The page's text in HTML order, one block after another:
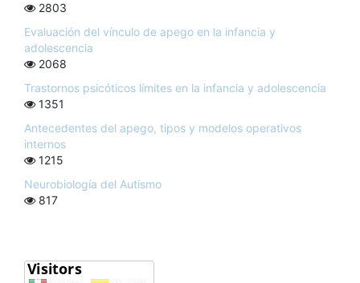
2803
Evaluación del vínculo de apego en la infancia y
adolescencia
2068
Trastornos psicóticos límites en la infancia y adolescencia
1351
Antecedentes del apego, tipos y modelos operativos
internos
1215
Neurobiología del Autismo
817